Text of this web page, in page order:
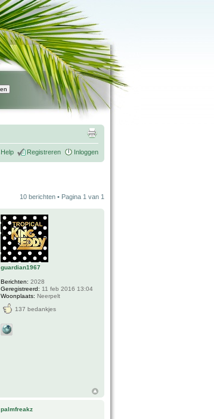
Help Registreren Inloggen
10 berichten • Pagina 1 van 1
guardian1967
Berichten: 2028
Geregistreerd: 11 feb 2016 13:04
Woonplaats: Neerpelt
137 bedankjes
palmfreakz